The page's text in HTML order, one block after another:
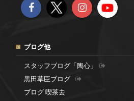
ブログ他
スタッフブログ「陶心」
黒田草臣ブログ
ブログ 喫茶去